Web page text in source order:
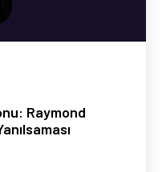
Raymond